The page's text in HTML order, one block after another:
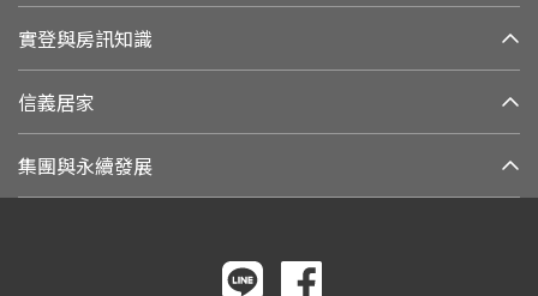
實登與房訊知識
信義居家
集團與永續發展